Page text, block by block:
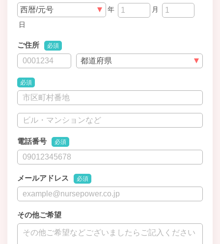
年
月
日
ご住所 必須
必須
電話番号 必須
メールアドレス 必須
その他ご希望